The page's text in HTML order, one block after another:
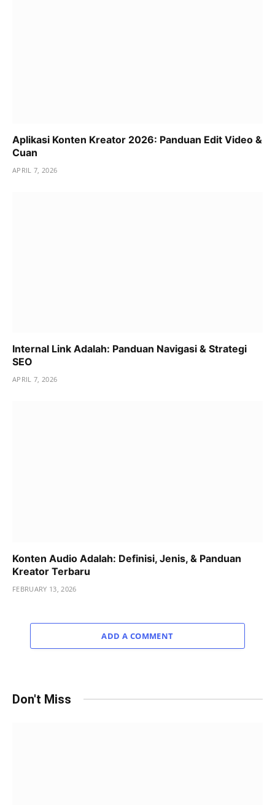
Aplikasi Konten Kreator 2026: Panduan Edit Video &
Cuan
APRIL 7, 2026
Internal Link Adalah: Panduan Navigasi & Strategi
SEO
APRIL 7, 2026
Konten Audio Adalah: Definisi, Jenis, & Panduan
Kreator Terbaru
FEBRUARY 13, 2026
ADD A COMMENT
Don't Miss